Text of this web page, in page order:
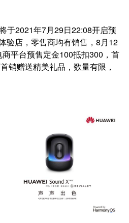
于2021年7月29日22:08开启预
验店，零售商均有销售，8月12
平台预售定金100抵扣300，首
销赠送精美礼品，数量有限，